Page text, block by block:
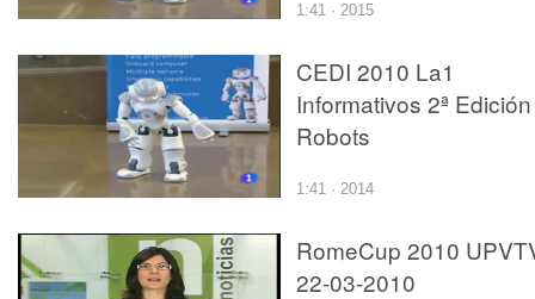
1:41 · 2015
CEDI 2010 La1
Informativos 2ª Edición
Robots
1:41 · 2014
RomeCup 2010
22-03-2010